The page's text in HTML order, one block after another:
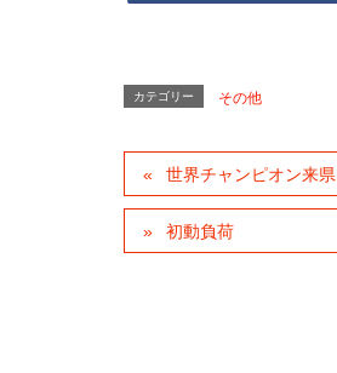
カテゴリー その他
世界チャンピオン来県
初動負荷